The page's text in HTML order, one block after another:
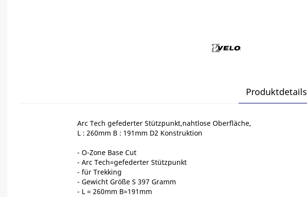
Produktdetails
Arc Tech gefederter Stützpunkt,nahtlose Oberfläche,
L : 260mm B : 191mm D2 Konstruktion
- O-Zone Base Cut
- Arc Tech=gefederter Stützpunkt
- für Trekking
- Gewicht Größe S 397 Gramm
- L = 260mm B=191mm